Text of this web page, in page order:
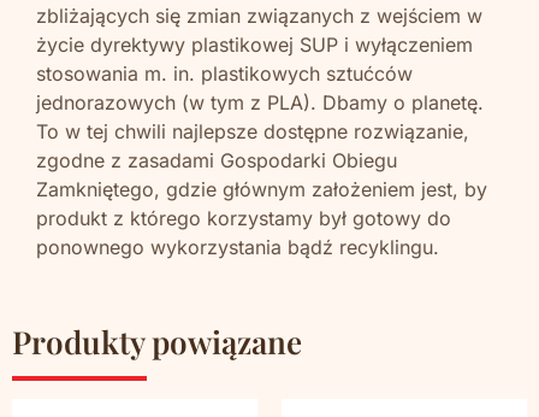
zbliżających się zmian związanych z wejściem w
życie dyrektywy plastikowej SUP i wyłączeniem
stosowania m. in. plastikowych sztućców
jednorazowych (w tym z PLA). Dbamy o planetę.
To w tej chwili najlepsze dostępne rozwiązanie,
zgodne z zasadami Gospodarki Obiegu
Zamkniętego, gdzie głównym założeniem jest, by
produkt z którego korzystamy był gotowy do
ponownego wykorzystania bądź recyklingu.
Produkty powiązane